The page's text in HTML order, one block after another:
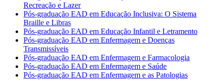
Recreação e Lazer
Pós-graduação EAD em Educação Inclusiva: O Sistema
Braille e Libras
Pós-graduação EAD em Educação Infantil e Letramento
Pós-graduação EAD em Enfermagem e Doenças
Transmissíveis
Pós-graduação EAD em Enfermagem e Farmacologia
Pós-graduação EAD em Enfermagem e Saúde
Pós-graduação EAD em Enfermagem e as Patologias